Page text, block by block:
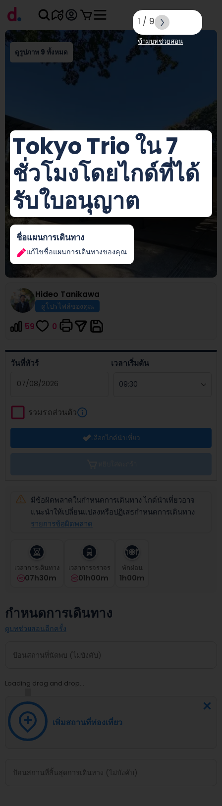
ดูรูปภาพ 9 ทั้งหมด
Tokyo Trio ใน 7
ชั่วโมงโดยไกด์ที่ได้
รับใบอนุญาต
ชื่อแผนการเดินทาง
แก้ไขชื่อแผนการเดินทางของคุณ
Hideo Tanikawa
ดูโปรไฟล์ของคุณ
59 0
วันที่ทัวร์ เวลาเริ่มต้น
forward
to
interact
the
date.
question
get
the
for
changing
dates.
รวมรถส่วนตัว
เลือกไกด์นำเที่ยว
มีข้อผิดพลาดในกำหนดการเดินทาง ไกด์นำเที่ยวอาจ
แนะนำให้เปลี่ยนแปลงหรือปฏิเสธกำหนดการเดินทาง
รายการข้อผิดพลาด
เวลาการเดินทาง
07h30m
เวลาการจราจร
01h00m
พักผ่อน
1H00M
กำหนดการเดินทาง
ดูบทช่วยสอนอีกครั้ง
Loading drag and drop...
เพิ่มสถานที่ท่องเที่ยว
1 / 9
ข้ามบทช่วยสอน